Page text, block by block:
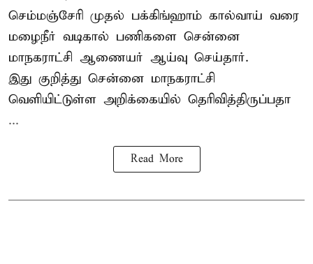
செம்மஞ்சேரி முதல் பக்கிங்ஹாம் கால்வாய் வரை
மழைநீர் வடிகால் பணிகளை சென்னை
மாநகராட்சி ஆணையர் ஆய்வு செய்தார்.
இது குறித்து சென்னை மாநகராட்சி
வெளியிட்டுள்ள அறிக்கையில் தெரிவித்திருப்பதா
...
Read More